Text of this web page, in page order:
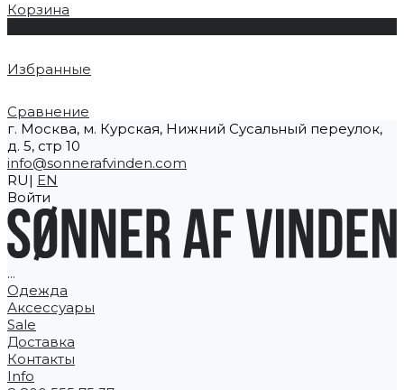
Корзина
Избранные
Сравнение
г. Москва, м. Курская, Нижний Сусальный переулок,
д. 5, стр 10
info@sonnerafvinden.com
RU| EN
Войти
...
Одежда
Аксессуары
Sale
Доставка
Контакты
Info